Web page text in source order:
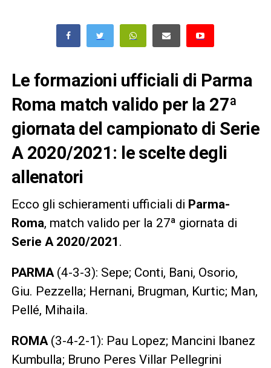
Le formazioni ufficiali di Parma
Roma match valido per la 27ª
giornata del campionato di Serie
A 2020/2021: le scelte degli
allenatori
Ecco gli schieramenti ufficiali di Parma-
Roma, match valido per la 27ª giornata di
Serie A 2020/2021 .
PARMA(4-3-3): Sepe; Conti, Bani, Osorio,
Giu. Pezzella; Hernani, Brugman, Kurtic; Man,
Pellé, Mihaila.
ROMA(3-4-2-1): Pau Lopez; Mancini Ibanez
Kumbulla; Bruno Peres Villar Pellegrini